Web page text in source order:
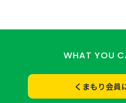
WHAT YOU
くまもり会員